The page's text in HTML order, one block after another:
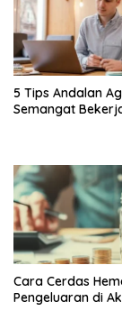
5 Tips Andalan
Semangat
Cara Cerdas
Pengeluaran di